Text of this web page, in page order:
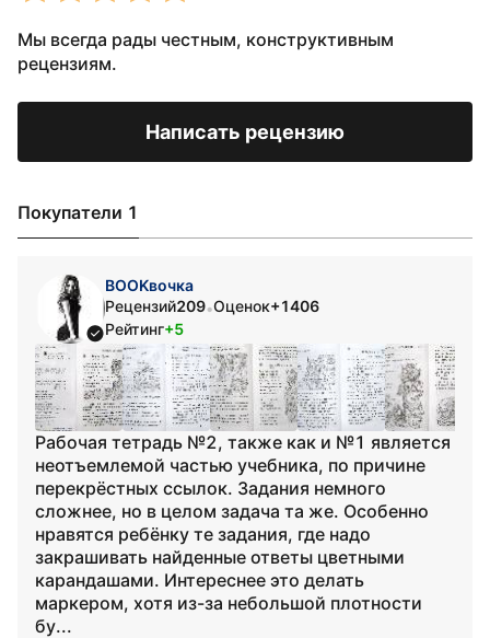
Мы всегда рады честным, конструктивным
рецензиям.
Написать рецензию
Покупатели 1
BOOKвочка
Рецензий209•Оценок+1406
Рейтинг+5
Рабочая тетрадь №2, также как и №1 является
неотъемлемой частью учебника, по причине
перекрёстных ссылок. Задания немного
сложнее, но в целом задача та же. Особенно
нравятся ребёнку те задания, где надо
закрашивать найденные ответы цветными
карандашами. Интереснее это делать
маркером, хотя из-за небольшой плотности
бу...